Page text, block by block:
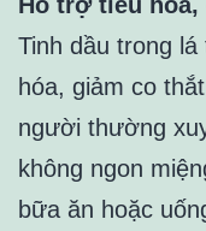
Tinh dầu trong
hóa, giảm co
người thường
không ngon
bữa ăn hoặc